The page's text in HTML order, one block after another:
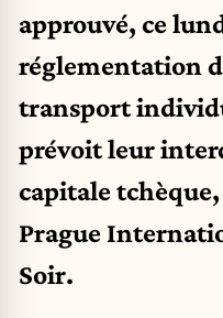
approuvé, ce
réglementation
transport
prévoit leur
capitale
Prague
Soir.